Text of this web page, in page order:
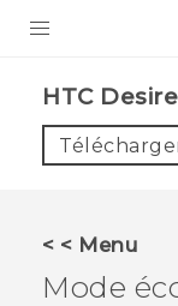
VIVE
HTC
< < Menu
Mode